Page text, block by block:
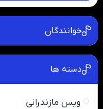
خوانندگان
دسته ها
ویس مازندرانی